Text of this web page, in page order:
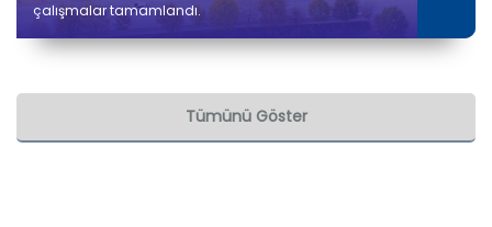
çalışmalar tamamlandı.
Tümünü Göster